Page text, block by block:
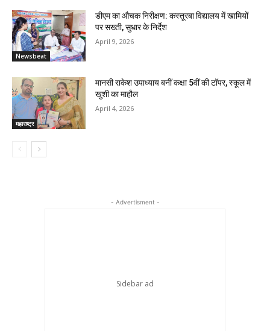
Newsbeat
डीएम का औचक निरीक्षण: कस्तूरबा विद्यालय में खामियों
पर सख्ती, सुधार के निर्देश
April 9, 2026
महाराष्ट्र
मानसी राकेश उपाध्याय बनीं कक्षा 5वीं की टॉपर, स्कूल में
खुशी का माहौल
April 4, 2026
- Advertisment -